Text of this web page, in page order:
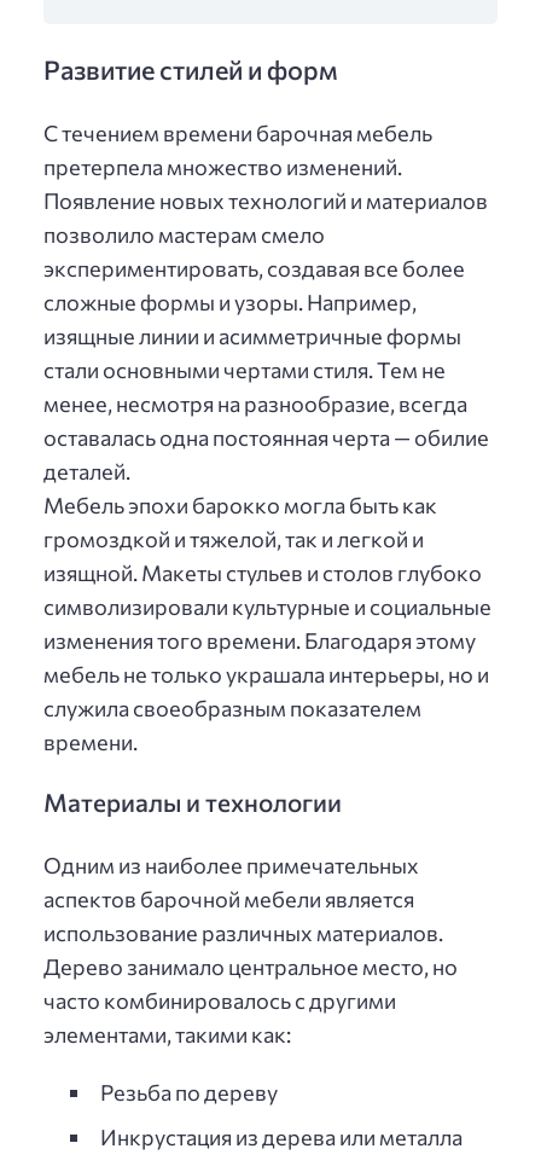
Развитие стилей и форм
С течением времени барочная мебель
претерпела множество изменений.
Появление новых технологий и материалов
позволило мастерам смело
экспериментировать, создавая все более
сложные формы и узоры. Например,
изящные линии и асимметричные формы
стали основными чертами стиля. Тем не
менее, несмотря на разнообразие, всегда
оставалась одна постоянная черта — обилие
деталей.
Мебель эпохи барокко могла быть как
громоздкой и тяжелой, так и легкой и
изящной. Макеты стульев и столов глубоко
символизировали культурные и социальные
изменения того времени. Благодаря этому
мебель не только украшала интерьеры, но и
служила своеобразным показателем
времени.
Материалы и технологии
Одним из наиболее примечательных
аспектов барочной мебели является
использование различных материалов.
Дерево занимало центральное место, но
часто комбинировалось с другими
элементами, такими как:
Резьба по дереву
Инкрустация из дерева или металла